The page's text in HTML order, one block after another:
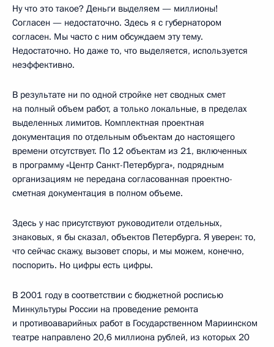
Ну что это такое? Деньги выделяем — миллионы!
Согласен — недостаточно. Здесь я с губернатором
согласен. Мы часто с ним обсуждаем эту тему.
Недостаточно. Но даже то, что выделяется, используется
неэффективно.
В результате ни по одной стройке нет сводных смет
на полный объем работ, а только локальные, в пределах
выделенных лимитов. Комплектная проектная
документация по отдельным объектам до настоящего
времени отсутствует. По 12 объектам из 21, включенных
в программу «Центр Санкт-Петербурга», подрядным
организациям не передана согласованная проектно-
сметная документация в полном объеме.
Здесь у нас присутствуют руководители отдельных,
знаковых, я бы сказал, объектов Петербурга. Я уверен: то,
что сейчас скажу, вызовет споры, и мы можем, конечно,
поспорить. Но цифры есть цифры.
В 2001 году в соответствии с бюджетной росписью
Минкультуры России на проведение ремонта
и противоаварийных работ в Государственном Мариинском
театре направлено 20,6 миллиона рублей, из которых 20